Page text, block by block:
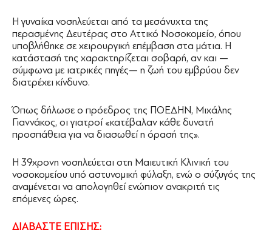
Η γυναίκα νοσηλεύεται από τα μεσάνυχτα της
περασμένης Δευτέρας στο Αττικό Νοσοκομείο, όπου
υποβλήθηκε σε χειρουργική επέμβαση στα μάτια. Η
κατάστασή της χαρακτηρίζεται σοβαρή, αν και —
σύμφωνα με ιατρικές πηγές— η ζωή του εμβρύου δεν
διατρέχει κίνδυνο.
Όπως δήλωσε ο πρόεδρος της ΠΟΕΔΗΝ, Μιχάλης
Γιαννάκος, οι γιατροί «κατέβαλαν κάθε δυνατή
προσπάθεια για να διασωθεί η όρασή της».
Η 39χρονη νοσηλεύεται στη Μαιευτική Κλινική του
νοσοκομείου υπό αστυνομική φύλαξη, ενώ ο σύζυγός της
αναμένεται να απολογηθεί ενώπιον ανακριτή τις
επόμενες ώρες.
ΔΙΑΒΑΣΤΕ ΕΠΙΣΗΣ: